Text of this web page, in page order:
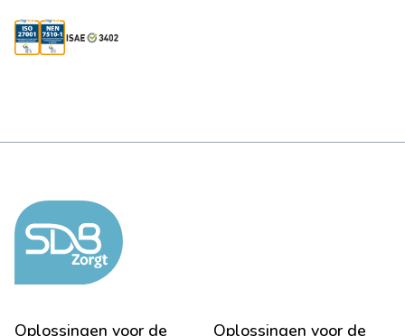
Oplossingen voor de
Oplossingen voor de